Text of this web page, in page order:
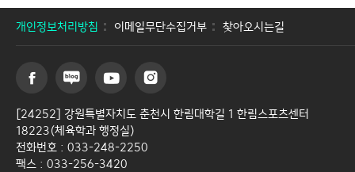
개인정보처리방침 이메일무단수집거부 찾아오시는길
[24252] 강원특별자치도 춘천시 한림대학길 1 한림스포츠센터
18223(체육학과 행정실)
전화번호 : 033-248-2250
팩스 : 033-256-3420